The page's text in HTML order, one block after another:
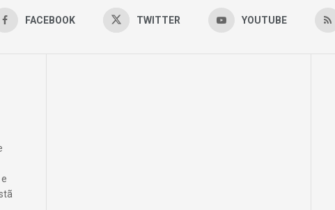
FACEBOOK TWITTER YOUTUBE